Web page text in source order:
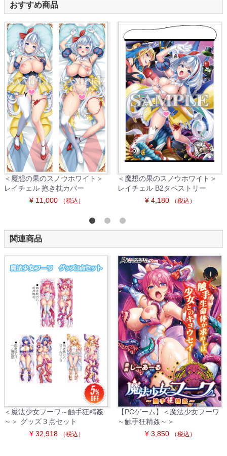
おすすめ商品
＜魔想の果のスノウホワイト＞
レイチェル 抱き枕カバー
¥ 11,000
（税込）
＜魔想の果のスノウホワイト＞
レイチェル B2タペストリー
¥ 4,180
（税込）
関連商品
＜魔法少女フーワ～触手狂精姦
～＞ グッズ３点セット
¥ 32,918
（税込）
【PCゲーム】＜魔法少女フーワ
～触手狂精姦～＞
¥ 3,850
（税込）